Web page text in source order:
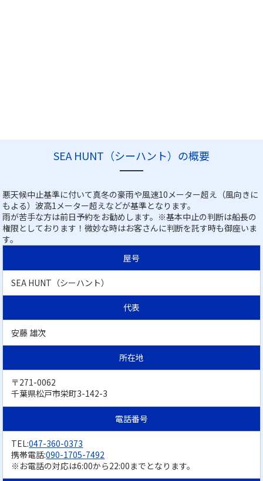
SEA HUNT（シーハント）の概要
悪天候中止基準に付いて真冬の豪雨や風速10メーター超え（風向きに
もよる）波高1メーター超えなどが基準となります。
雨が苦手な方は前日予約をお勧めします。※基本中止の判断は船長の
権限としております！微妙な時はお客さんに判断を託す時も御座いま
す。
屋号
SEA HUNT（シーハント）
代表
安藤 雄次
所在地
〒271-0062
千葉県松戸市栄町3-142-3
電話番号
TEL:047-360-0373
携帯電話:090-1705-7492
※お電話の対応は6:00から22:00までとなります。